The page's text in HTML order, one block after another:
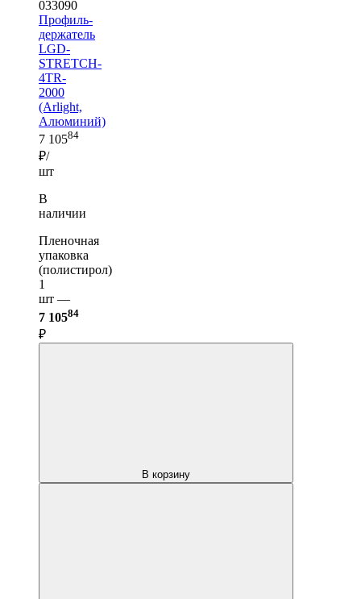
033090
Профиль-
держатель
LGD-
STRETCH-
4TR-
2000
(Arlight,
Алюминий)
7 10584
₽/
шт
В
наличии
Пленочная
упаковка
(полистирол)
1
шт —
7 10584
₽
В корзину